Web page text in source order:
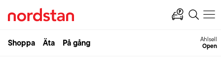
Shoppa Äta På gång Ahlsell
Open